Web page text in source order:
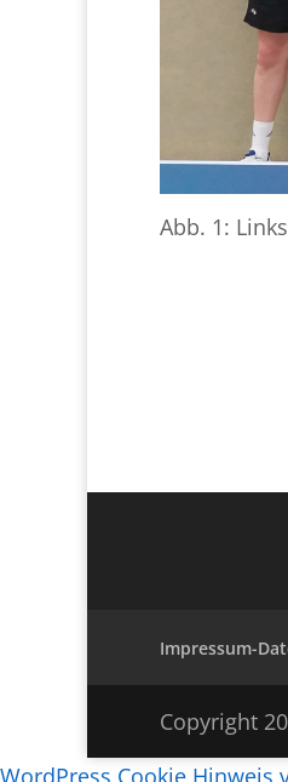
Abb. 1:
Impressum-
Copyright
WordPress Cookie Hinweis